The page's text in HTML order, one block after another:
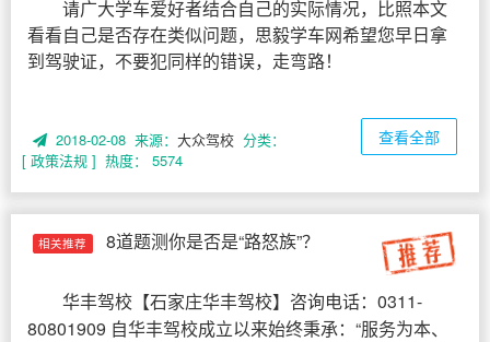
请广大学车爱好者结合自己的实际情况，比照本文
看看自己是否存在类似问题，思毅学车网希望您早日拿
到驾驶证，不要犯同样的错误，走弯路！
2018-02-08 来源：大众驾校 分类：
[ 政策法规 ] 热度： 5574
查看全部
相关推荐 8道题测你是否是“路怒族”？
华丰驾校 【石家庄华丰驾校】咨询电话：0311-
80801909 自华丰驾校成立以来始终秉承：“服务为本、